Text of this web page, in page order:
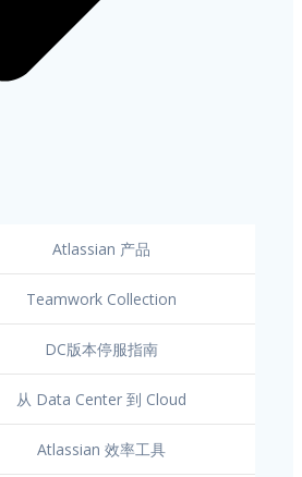
Atlassian 产品
Teamwork Collection
DC版本停服指南
从 Data Center 到 Cloud
Atlassian 效率工具